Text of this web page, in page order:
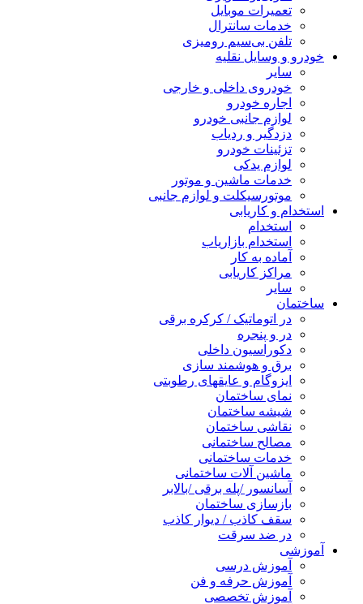
تعمیرات موبایل
خدمات سانترال
تلفن بی‌سیم رومیزی
خودرو و وسایل نقلیه
سایر
خودروی داخلی و خارجی
اجاره خودرو
لوازم جانبی خودرو
دزدگیر و ردیاب
تزئینات خودرو
لوازم یدکی
خدمات ماشین و موتور
موتورسیکلت و لوازم جانبی
استخدام و کاریابی
استخدام
استخدام بازاریاب
آماده به کار
مراکز کاریابی
سایر
ساختمان
در اتوماتیک / کرکره برقی
در و پنجره
دکوراسیون داخلی
برق و هوشمند سازی
ایزوگام و عایقهای رطوبتی
نمای ساختمان
شیشه ساختمان
نقاشی ساختمان
مصالح ساختمانی
خدمات ساختمانی
ماشین آلات ساختمانی
آسانسور /پله برقی /بالابر
بازسازی ساختمان
سقف کاذب / دیوار کاذب
در ضد سرقت
آموزشی
آموزش درسی
آموزش حرفه و فن
آموزش تخصصی